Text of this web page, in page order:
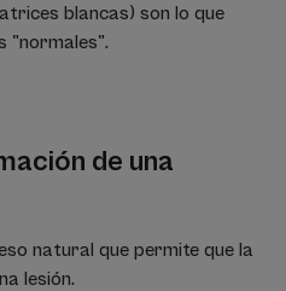
blancas) son lo que
"normales".
de una
natural que permite que la
lesión.